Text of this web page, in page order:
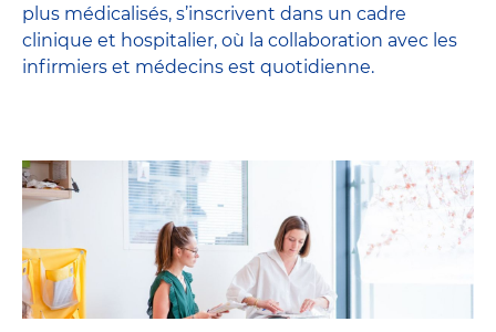
plus médicalisés, s’inscrivent dans un cadre
clinique et hospitalier, où la collaboration avec les
infirmiers et médecins est quotidienne.